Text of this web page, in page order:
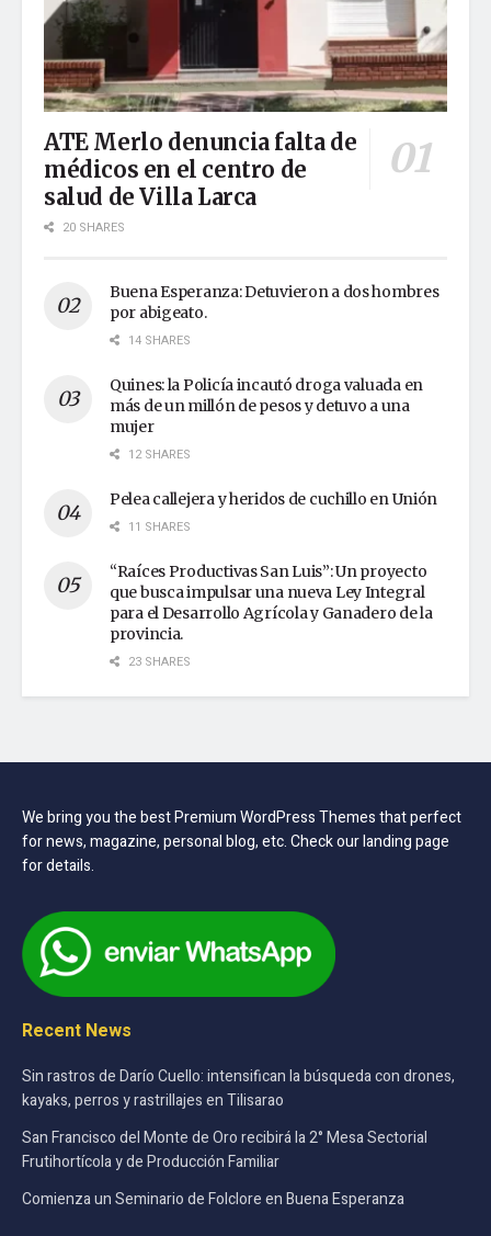
ATE Merlo denuncia falta de
médicos en el centro de
salud de Villa Larca
20 SHARES
Buena Esperanza: Detuvieron a dos hombres
por abigeato.
14 SHARES
Quines: la Policía incautó droga valuada en
más de un millón de pesos y detuvo a una
mujer
12 SHARES
Pelea callejera y heridos de cuchillo en Unión
11 SHARES
“Raíces Productivas San Luis”: Un proyecto
que busca impulsar una nueva Ley Integral
para el Desarrollo Agrícola y Ganadero de la
provincia.
23 SHARES
We bring you the best Premium WordPress Themes that perfect
for news, magazine, personal blog, etc. Check our landing page
for details.
Recent News
Sin rastros de Darío Cuello: intensifican la búsqueda con drones,
kayaks, perros y rastrillajes en Tilisarao
San Francisco del Monte de Oro recibirá la 2° Mesa Sectorial
Frutihortícola y de Producción Familiar
Comienza un Seminario de Folclore en Buena Esperanza